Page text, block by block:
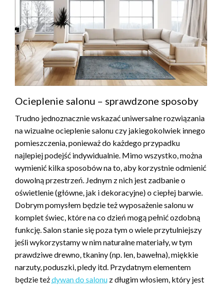
Ocieplenie salonu – sprawdzone sposoby
Trudno jednoznacznie wskazać uniwersalne rozwiązania
na wizualne ocieplenie salonu czy jakiegokolwiek innego
pomieszczenia, ponieważ do każdego przypadku
najlepiej podejść indywidualnie. Mimo wszystko, można
wymienić kilka sposobów na to, aby korzystnie odmienić
dowolną przestrzeń. Jednym z nich jest zadbanie o
oświetlenie (główne, jak i dekoracyjne) o ciepłej barwie.
Dobrym pomysłem będzie też wyposażenie salonu w
komplet świec, które na co dzień mogą pełnić ozdobną
funkcję. Salon stanie się poza tym o wiele przytulniejszy
jeśli wykorzystamy w nim naturalne materiały, w tym
prawdziwe drewno, tkaniny (np. len, bawełna), miękkie
narzuty, poduszki, pledy itd. Przydatnym elementem
będzie teżdywan do salonu z długim włosiem, który jest